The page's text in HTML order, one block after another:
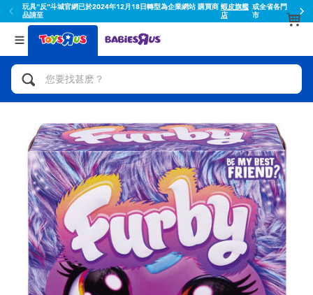
門 蝦皮結帳輸入折扣碼TOYSR2026享滿額$100折扣
返回
分類目錄
人氣英雄,角色扮演,射擊玩具
拼砌組合及樂高LEGO
玩具車,貨車,火車及遙控系列
手工藝,文具,蠟筆,泥膠,畫板
娃娃, 芭比,收藏公仔
返回
品牌
Toy Story玩具總動員
52TOYS
Fuggler
Miniso名創優品
playpop